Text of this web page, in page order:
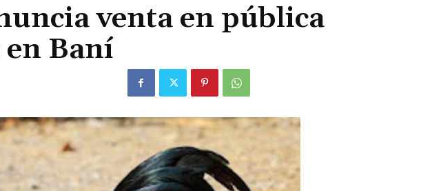
venta en pública
en Baní